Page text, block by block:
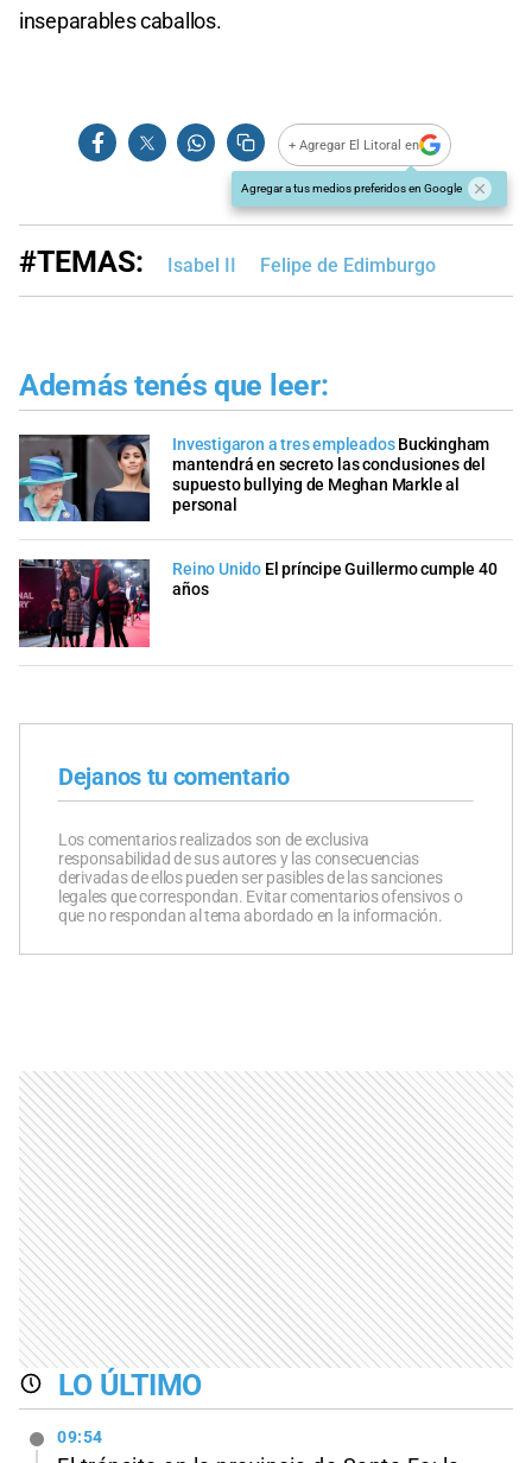
inseparables caballos.
+ Agregar El Litoral en
Agregar a tus medios preferidos en Google
#TEMAS: Isabel II Felipe de Edimburgo
Además tenés que leer:
Investigaron a tres empleados Buckingham
mantendrá en secreto las conclusiones del
supuesto bullying de Meghan Markle al
personal
Reino Unido El príncipe Guillermo cumple 40
años
Dejanos tu comentario
Los comentarios realizados son de exclusiva
responsabilidad de sus autores y las consecuencias
derivadas de ellos pueden ser pasibles de las sanciones
legales que correspondan. Evitar comentarios ofensivos o
que no respondan al tema abordado en la información.
LO ÚLTIMO
09:54